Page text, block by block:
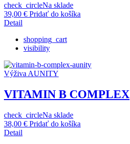
check_circleNa sklade
39,00 € Pridať do košíka
Detail
shopping_cart
visibility
Výživa AUNITY
VITAMIN B COMPLEX
check_circleNa sklade
38,00 € Pridať do košíka
Detail